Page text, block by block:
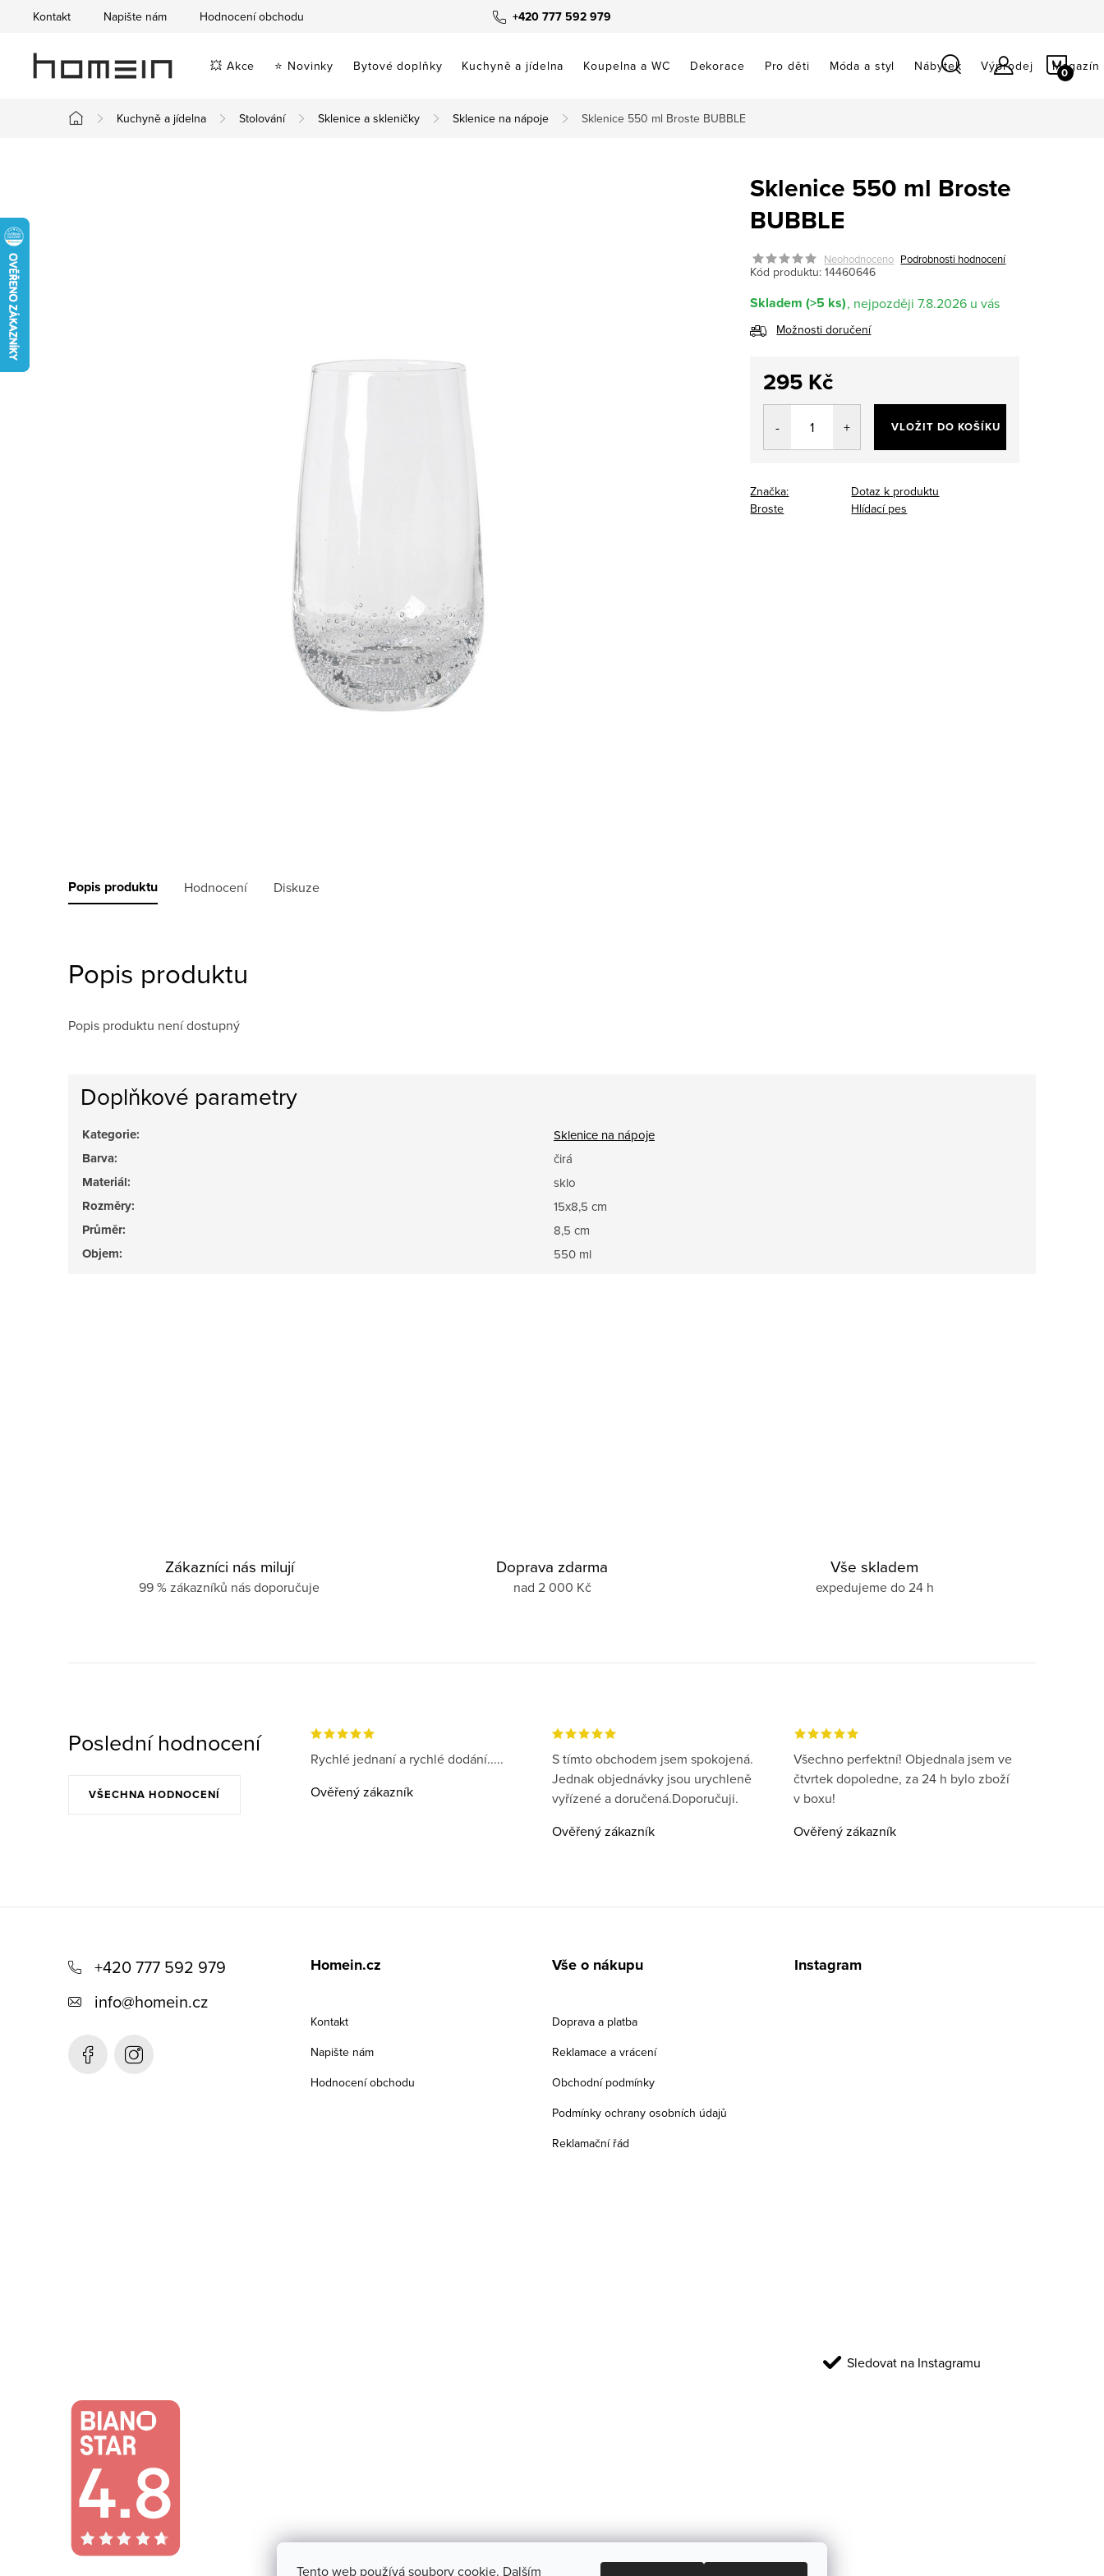
Tento web používá soubory cookie. Dalším
obsah
+420 777 592 979
Kontakt Napište nám Hodnocení obchodu
💥 Akce ⭐ Novinky Bytové doplňky Kuchyně a jídelna Koupelna a WC Dekorace Pro děti Móda a styl Nábytek Výprodej Magazín
Domů
Kuchyně a jídelna Stolování Sklenice a skleničky Sklenice na nápoje Sklenice 550 ml Broste BUBBLE
Sklenice 550 ml Broste
BUBBLE
Neohodnoceno Podrobnosti hodnocení
Kód produktu: 14460646
Skladem (>5 ks) 7.8.2026
Možnosti doručení
295 Kč
Měrná
VLOŽIT DO KOŠÍKU
Značka:
Broste
Dotaz k produktu
Hlídací pes
Popis produktu Hodnocení Diskuze
Popis produktu
Popis produktu není dostupný
Doplňkové parametry
Kategorie: Sklenice na nápoje
Barva: čirá
Materiál: sklo
Rozměry: 15x8,5 cm
Průměr: 8,5 cm
Objem: 550 ml
Zákazníci nás milují
99 % zákazníků nás doporučuje
Doprava zdarma
nad 2 000 Kč
Vše skladem
expedujeme do 24 h
Poslední hodnocení
VŠECHNA HODNOCENÍ
Rychlé jednaní a rychlé dodání.....
Ověřený zákazník
S tímto obchodem jsem spokojená.
Jednak objednávky jsou urychleně
vyřízené a doručená.Doporučuji.
Ověřený zákazník
Všechno perfektní! Objednala jsem ve
čtvrtek dopoledne, za 24 h bylo zboží
v boxu!
Ověřený zákazník
+420 777 592 979
info@homein.cz
Homein.cz
Kontakt
Napište nám
Hodnocení obchodu
Vše o nákupu
Doprava a platba
Reklamace a vrácení
Obchodní podmínky
Podmínky ochrany osobních údajů
Reklamační řád
Instagram
Sledovat na Instagramu